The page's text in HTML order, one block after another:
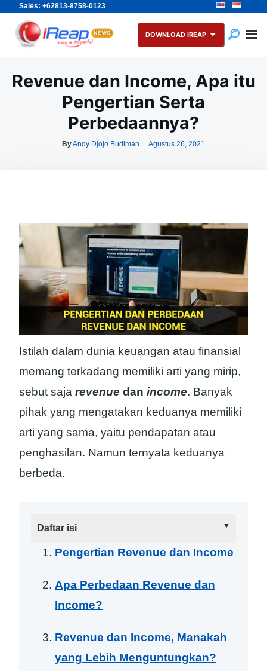
Sales: +62813-8758-0123
Skip
content
Search
for:
DOWNLOAD IREAP
Revenue dan Income, Apa itu
Pengertian Serta
Perbedaannya?
ByAndy Djojo Budiman Agustus 26, 2021
Istilah dalam dunia keuangan atau finansial
memang terkadang memiliki arti yang mirip,
sebut saja revenue dan income. Banyak
pihak yang mengatakan keduanya memiliki
arti yang sama, yaitu pendapatan atau
penghasilan. Namun ternyata keduanya
berbeda.
Daftar isi
Pengertian Revenue dan Income
Apa Perbedaan Revenue dan
Income?
Revenue dan Income, Manakah
yang Lebih Menguntungkan?